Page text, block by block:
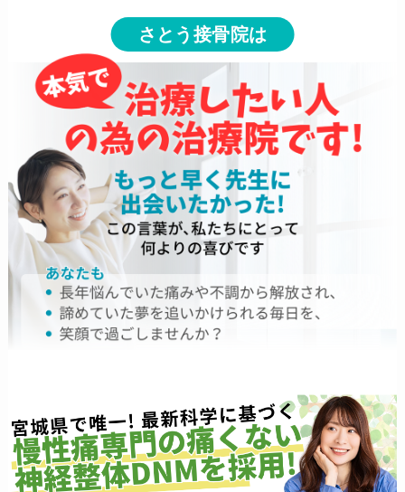
さとう接骨院は